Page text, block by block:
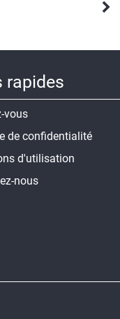
rapides
vous
de confidentialité
d'utilisation
nous